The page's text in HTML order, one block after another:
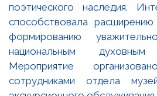
поэтического наследия.
способствовала
формированию
национальным
Мероприятие
сотрудниками отдела